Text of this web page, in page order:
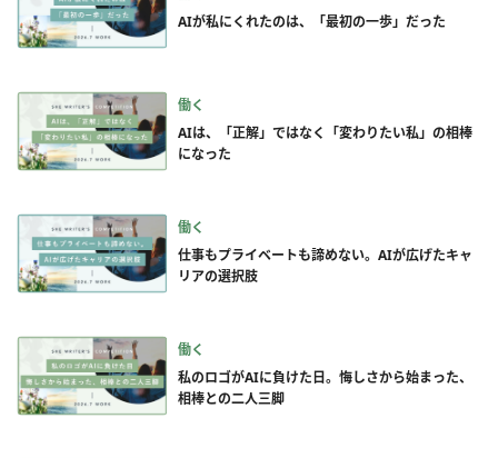
AIが私にくれたのは、「最初の一歩」だった
働く
AIは、「正解」ではなく「変わりたい私」の相棒
になった
働く
仕事もプライベートも諦めない。AIが広げたキャ
リアの選択肢
働く
私のロゴがAIに負けた日。悔しさから始まった、
相棒との二人三脚